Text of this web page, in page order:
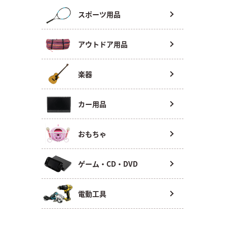
スポーツ用品
アウトドア用品
楽器
カー用品
おもちゃ
ゲーム・CD・DVD
電動工具